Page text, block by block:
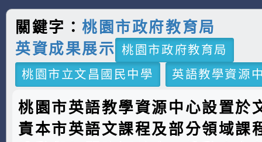
關鍵字：桃園市政府教育局
英資成果展示 桃園市政府教育局
桃園市立文昌國民中學
英語教學資源
桃園市英語教學資源中心設置於
責本市英語文課程及部分領域課